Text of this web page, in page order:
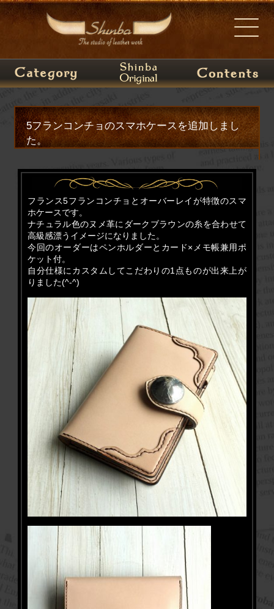
5フランコンチョのスマホケースを追加しまし
た。
フランス5フランコンチョとオーバーレイが特徴のスマ
ホケースです。
ナチュラル色のヌメ革にダークブラウンの糸を合わせて
高級感漂うイメージになりました。
今回のオーダーはペンホルダーとカード×メモ帳兼用ポ
ケット付。
自分仕様にカスタムしてこだわりの1点ものが出来上が
りました(^-^)